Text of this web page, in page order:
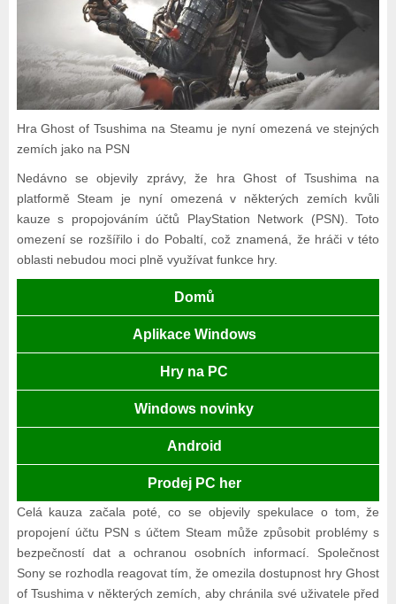
Hra Ghost of Tsushima na Steamu je nyní omezená ve stejných
zemích jako na PSN
Nedávno se objevily zprávy, že hra Ghost of Tsushima na
platformě Steam je nyní omezená v některých zemích kvůli
kauze s propojováním účtů PlayStation Network (PSN). Toto
omezení se rozšířilo i do Pobaltí, což znamená, že hráči v této
oblasti nebudou moci plně využívat funkce hry.
Domů
Aplikace Windows
Hry na PC
Windows novinky
Android
Prodej PC her
Celá kauza začala poté, co se objevily spekulace o tom, že
propojení účtu PSN s účtem Steam může způsobit problémy s
bezpečností dat a ochranou osobních informací. Společnost
Sony se rozhodla reagovat tím, že omezila dostupnost hry Ghost
of Tsushima v některých zemích, aby chránila své uživatele před